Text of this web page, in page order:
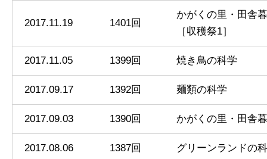
2017.11.19 1401回
かがくの里・田舎
［収穫祭1］
2017.11.05 1399回 焼き鳥の科学
2017.09.17 1392回 麺類の科学
2017.09.03 1390回 かがくの里・田舎
2017.08.06 1387回 グリーンランドの